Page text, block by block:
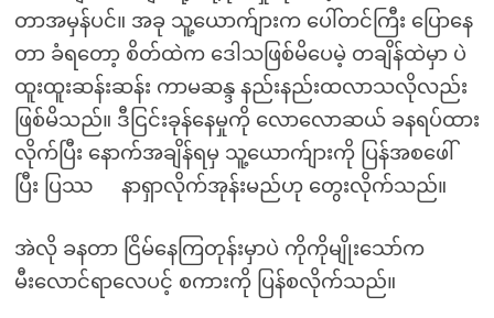
တာအမှန်ပင်။ အခု သူ့ယောက်ျားက ပေါ်တင်ကြီး ပြောနေ
တာ ခံရတော့ စိတ်ထဲက ဒေါသဖြစ်မိပေမဲ့ တချိန်ထဲမှာ ပဲ
ထူးထူးဆန်းဆန်း ကာမဆန္ဒ နည်းနည်းထလာသလိုလည်း
ဖြစ်မိသည်။ ဒီငြင်းခုန်နေမှုကို လောလောဆယ် ခနရပ်ထား
လိုက်ပြီး နောက်အချိန်ရမှ သူ့ယောက်ျားကို ပြန်အစဖေါ်
ပြီး ပြဿ နာရှာလိုက်အုန်းမည်ဟု တွေးလိုက်သည်။
အဲလို ခနတာ ငြိမ်နေကြတုန်းမှာပဲ ကိုကိုမျိုးသော်က
မီးလောင်ရာလေပင့် စကားကို ပြန်စလိုက်သည်။